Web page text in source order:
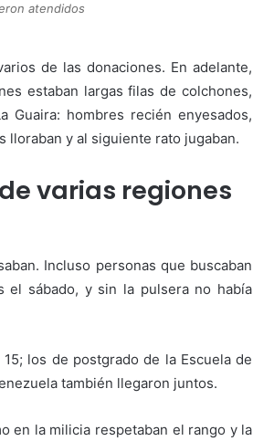
atendidos
de las donaciones. En adelante,
estaban largas filas de colchones,
Guaira: hombres recién enyesados,
lloraban y al siguiente rato jugaban.
varias regiones
Incluso personas que buscaban
sábado, y sin la pulsera no había
los de postgrado de la Escuela de
también llegaron juntos.
en la milicia respetaban el rango y la